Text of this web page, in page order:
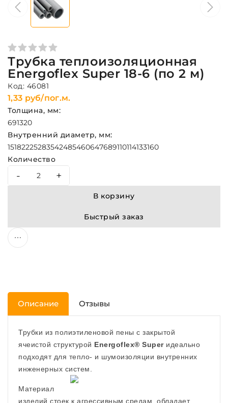
Трубка теплоизоляционная
Energoflex Super 18-6 (по 2 м)
Код: 46081
1,33 руб/пог.м.
Толщина, мм:
691320
Внутренний диаметр, мм:
15182225283542485460647689110114133160
Количество
- +
В корзину
Быстрый заказ
Описание Отзывы
Трубки из полиэтиленовой пены с закрытой
ячеистой структурой Energoflex® Superидеально
подходят для тепло- и шумоизоляции внутренних
инженерных систем.
Материал
изделий стоек к агрессивным средам, обладает